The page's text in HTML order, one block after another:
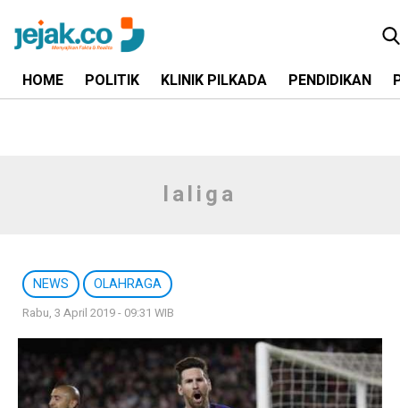
HOME POLITIK KLINIK PILKADA PENDIDIKAN
laliga
NEWS OLAHRAGA
Rabu, 3 April 2019 - 09:31 WIB